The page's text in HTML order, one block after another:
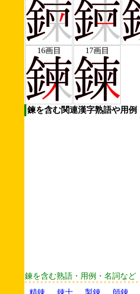
16画目 17画目
鍊を含む関連漢字熟語や用例
鍊を含む熟語・用例・名詞など
精錬
錬士 製錬 師錬